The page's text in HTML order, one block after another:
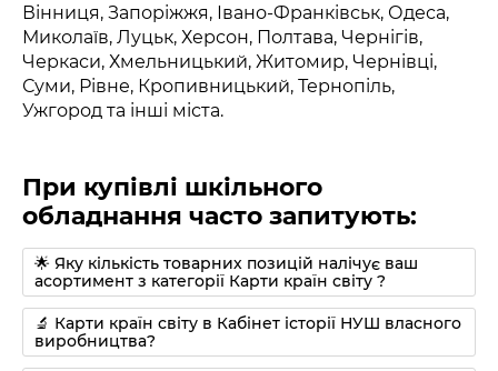
Вінниця, Запоріжжя, Івано-Франківськ, Одеса,
Миколаїв, Луцьк, Херсон, Полтава, Чернігів,
Черкаси, Хмельницький, Житомир, Чернівці,
Суми, Рівне, Кропивницький, Тернопіль,
Ужгород та інші міста.
При купівлі шкільного
обладнання часто запитують:
🌟 Яку кількість товарних позицій налічує ваш
асортимент з категорії Карти країн світу ?
🔬 Карти країн світу в Кабінет історії НУШ власного
виробництва?